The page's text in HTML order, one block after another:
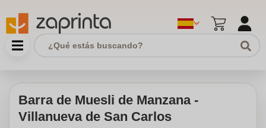
Barra de Muesli de Manzana -
Villanueva de San Carlos